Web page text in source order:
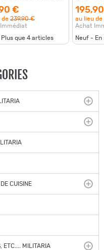
Pêche
V
€
de 239,90 €
que 4 articles
FMC
Chasse
au lieu de
Achat
Neuf - En
CUISINE
ETC.... MILITARIA